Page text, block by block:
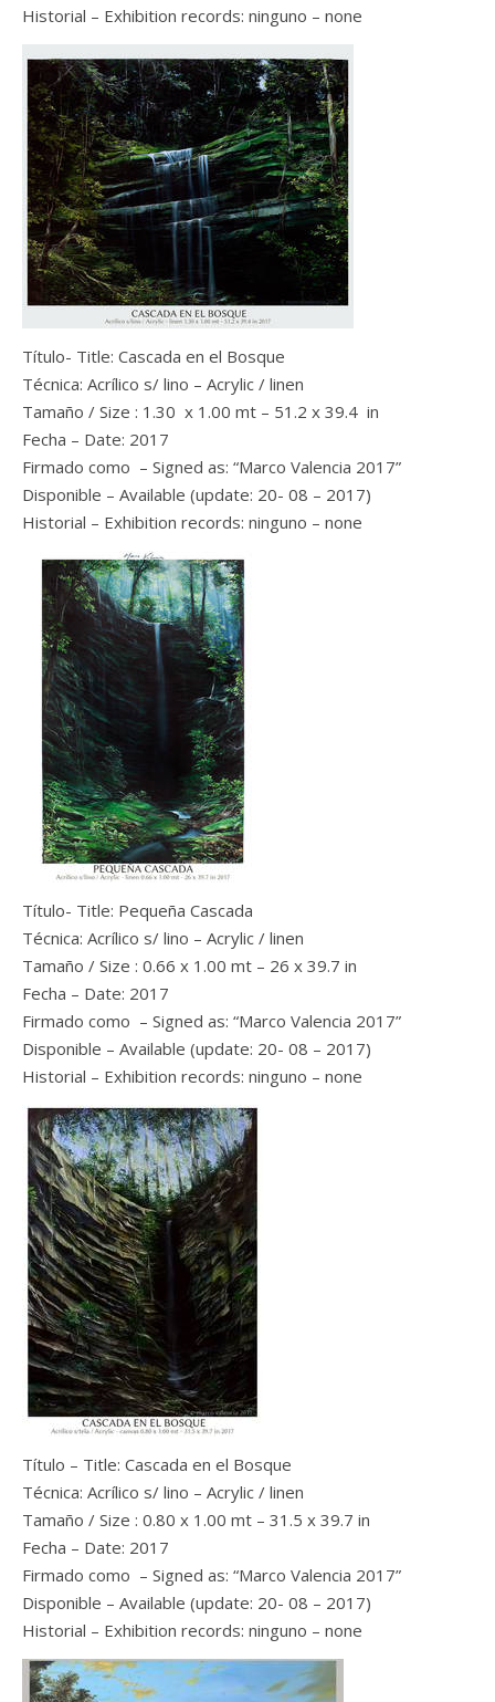
Historial – Exhibition records: ninguno – none
Título- Title: Cascada en el Bosque
Técnica: Acrílico s/ lino – Acrylic / linen
Tamaño / Size : 1.30 x 1.00 mt – 51.2 x 39.4 in
Fecha – Date: 2017
Firmado como – Signed as: “Marco Valencia 2017”
Disponible – Available (update: 20- 08 – 2017)
Historial – Exhibition records: ninguno – none
Título- Title: Pequeña Cascada
Técnica: Acrílico s/ lino – Acrylic / linen
Tamaño / Size : 0.66 x 1.00 mt – 26 x 39.7 in
Fecha – Date: 2017
Firmado como – Signed as: “Marco Valencia 2017”
Disponible – Available (update: 20- 08 – 2017)
Historial – Exhibition records: ninguno – none
Título – Title: Cascada en el Bosque
Técnica: Acrílico s/ lino – Acrylic / linen
Tamaño / Size : 0.80 x 1.00 mt – 31.5 x 39.7 in
Fecha – Date: 2017
Firmado como – Signed as: “Marco Valencia 2017”
Disponible – Available (update: 20- 08 – 2017)
Historial – Exhibition records: ninguno – none